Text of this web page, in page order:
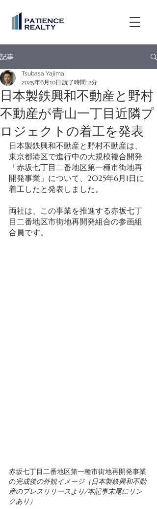
記事
日本製鉄興和不動産と野村
不動産が青山一丁目近隣プ
ロジェクトの着工を発表
Tsubasa Yajima
2025年6月10日 読了時間: 2分
日本製鉄興和不動産と野村不動産は、
東京都港区で進行中の大規模複合開発
「赤坂七丁目二番地区第一種市街地再
開発事業」について、2025年6月1日に
着工したと発表しました。
両社は、この事業を推進する赤坂七丁
目二番地区市街地再開発組合の参画組
合員です。
赤坂七丁目二番地区第一種市街地再開発事業
の完成後の外観イメージ（日本製鉄興和不動
産のプレスリリースより/本記事末尾にリン
クあり）